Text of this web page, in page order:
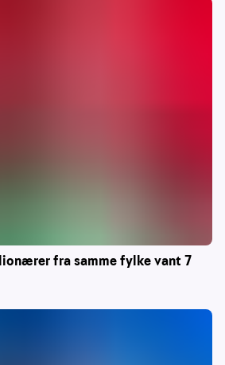
fra samme fylke vant 7